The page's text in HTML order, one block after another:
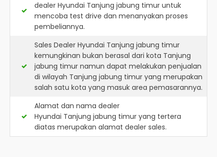
dealer Hyundai Tanjung jabung timur untuk
mencoba test drive dan menanyakan proses
pembeliannya.
Sales Dealer Hyundai Tanjung jabung timur
kemungkinan bukan berasal dari kota Tanjung
jabung timur namun dapat melakukan penjualan
di wilayah Tanjung jabung timur yang merupakan
salah satu kota yang masuk area pemasarannya.
Alamat dan nama dealer
Hyundai Tanjung jabung timur yang tertera
diatas merupakan alamat dealer sales.